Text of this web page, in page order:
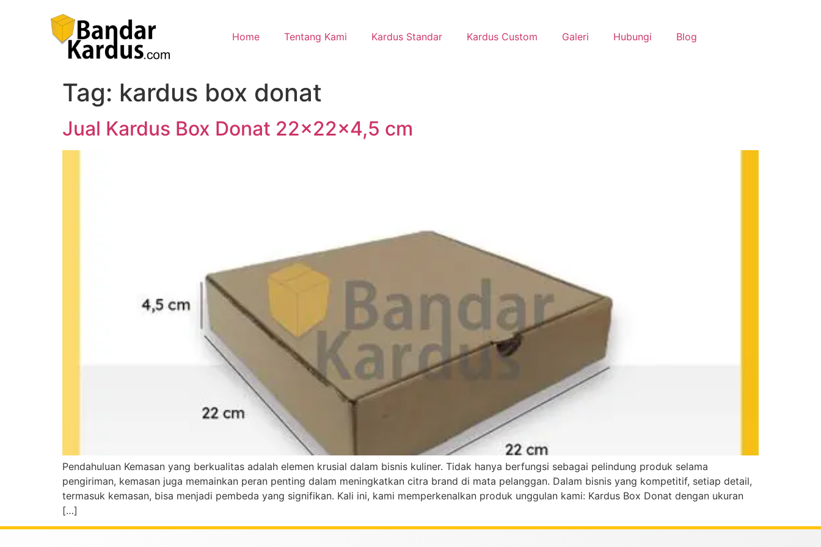
Home Tentang Kami Kardus Standar Kardus Custom Galeri Hubungi Blog
Tag: kardus box donat
Jual Kardus Box Donat 22x22x4,5 cm
Pendahuluan Kemasan yang berkualitas adalah elemen krusial dalam bisnis kuliner. Tidak hanya berfungsi sebagai pelindung produk selama
pengiriman, kemasan juga memainkan peran penting dalam meningkatkan citra brand di mata pelanggan. Dalam bisnis yang kompetitif, setiap detail,
termasuk kemasan, bisa menjadi pembeda yang signifikan. Kali ini, kami memperkenalkan produk unggulan kami: Kardus Box Donat dengan ukuran
[…]